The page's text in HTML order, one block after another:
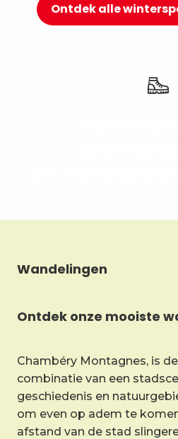
Ontdek alle
Wandelingen
Ontdek onze mooiste
Chambéry Montagnes, is
combinatie van een
geschiedenis en
om even op adem te
afstand van de stad